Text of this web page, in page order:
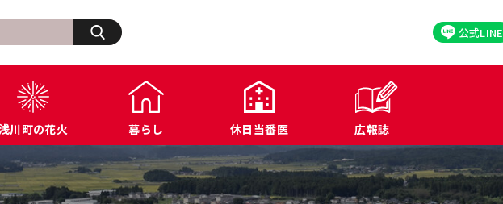
公式LINE
浅川町の歩み
広報あさかわ
各課へのお問い合わせ
浅川町オープンデータ
各種公表データ
届出様式ダウンロード
ふるさと応援寄付金
浅川町紹介Movie
川町の花火
暮らし
生活・その他
住宅・建築・道路・土木
上下水道・都市計画
福祉
年金・保険
税金
商工業関連
文化・スポーツ施設関連
防犯・交通・行政相談・消費者行政
休日当番医 広報誌